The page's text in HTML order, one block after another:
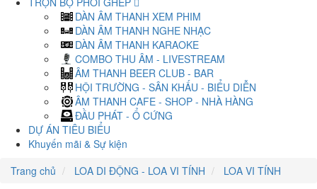
DÀN ÂM THANH XEM PHIM
DÀN ÂM THANH NGHE NHẠC
DÀN ÂM THANH KARAOKE
COMBO THU ÂM - LIVESTREAM
ÂM THANH BEER CLUB - BAR
HỘI TRƯỜNG - SÂN KHẤU - BIỂU DIỄN
ÂM THANH CAFE - SHOP - NHÀ HÀNG
ĐẦU PHÁT - Ổ CỨNG
DỰ ÁN TIÊU BIỂU
Khuyến mãi & Sự kiện
Trang chủ
LOA DI ĐỘNG - LOA VI TÍNH LOA VI TÍNH